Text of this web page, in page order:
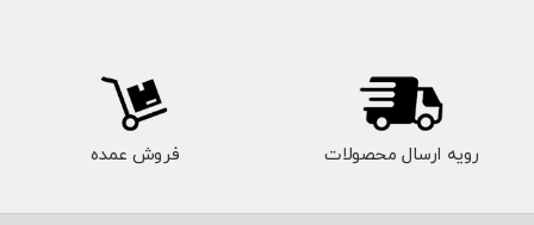
رویه ارسال محصولات فروش عمده